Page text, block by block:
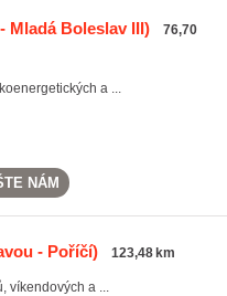
Mladá Boleslav III)
76,70
a ...
NÁM
- Poříčí) 123,48 km
víkendových a ...